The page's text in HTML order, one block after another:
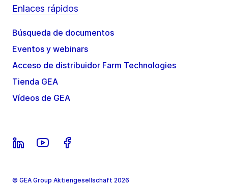
Enlaces rápidos
Búsqueda de documentos
Eventos y webinars
Acceso de distribuidor Farm Technologies
Tienda GEA
Vídeos de GEA
© GEA Group Aktiengesellschaft 2026